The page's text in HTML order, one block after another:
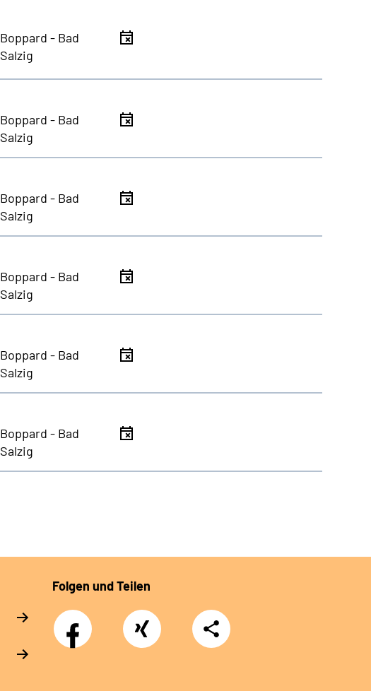
Boppard - Bad
Salzig
Boppard - Bad
Salzig
Boppard - Bad
Salzig
Boppard - Bad
Salzig
Boppard - Bad
Salzig
Boppard - Bad
Salzig
Folgen und Teilen
Facebook Xing
Teilen